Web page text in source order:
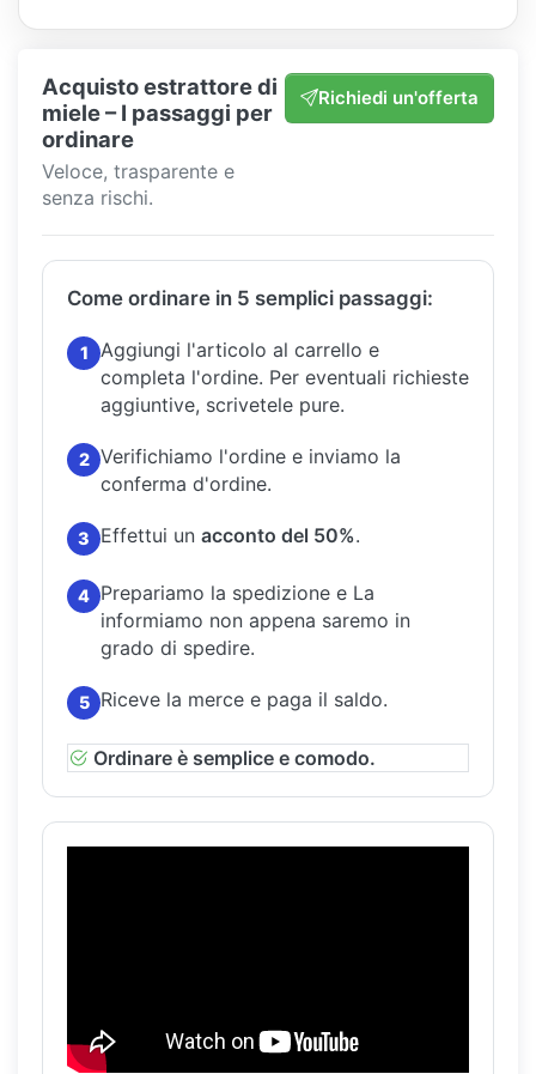
Acquisto estrattore di
miele – I passaggi per
ordinare
Veloce, trasparente e
senza rischi.
Richiedi un'offerta
Come ordinare in 5 semplici passaggi:
1
Aggiungi l'articolo al carrello e
completa l'ordine. Per eventuali richieste
aggiuntive, scrivetele pure.
2 Verifichiamo l'ordine e inviamo la
conferma d'ordine.
3 Effettui un acconto del 50%.
4 Prepariamo la spedizione e La
informiamo non appena saremo in
grado di spedire.
5 Riceve la merce e paga il saldo.
Ordinare è semplice e comodo.